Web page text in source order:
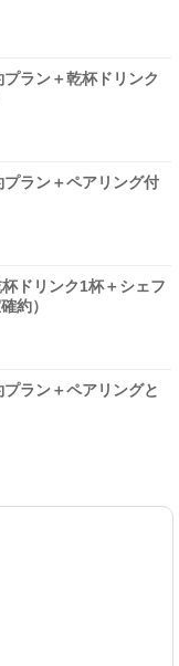
ラン＋乾杯ドリンク
ラン＋ペアリング付
ドリンク1杯＋シェフ
約）
ラン＋ペアリングと